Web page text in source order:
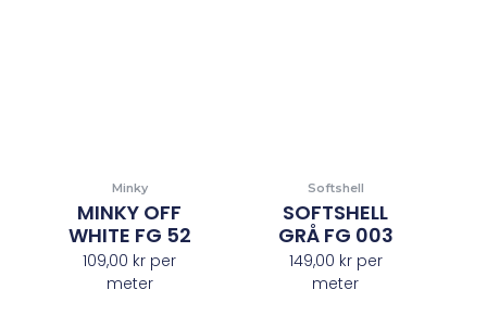
Minky
MINKY OFF
WHITE FG 52
109,00 kr per
meter
Softshell
SOFTSHELL
GRÅ FG 003
149,00 krper
meter